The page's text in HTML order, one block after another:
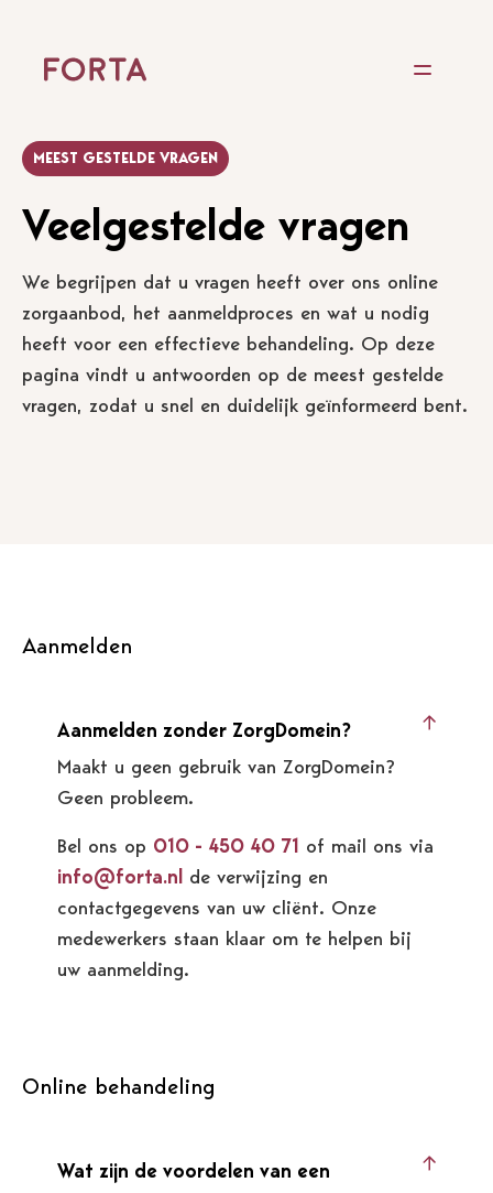
MEEST GESTELDE VRAGEN
Veelgestelde vragen
We begrijpen dat u vragen heeft over ons online
zorgaanbod, het aanmeldproces en wat u nodig
heeft voor een effectieve behandeling. Op deze
pagina vindt u antwoorden op de meest gestelde
vragen, zodat u snel en duidelijk geïnformeerd bent.
Aanmelden
Aanmelden zonder ZorgDomein?
Maakt u geen gebruik van ZorgDomein?
Geen probleem.
Bel ons op 010 - 450 40 71 of mail ons via
info@forta.nl de verwijzing en
contactgegevens van uw cliënt. Onze
medewerkers staan klaar om te helpen bij
uw aanmelding.
Online behandeling
Wat zijn de voordelen van een